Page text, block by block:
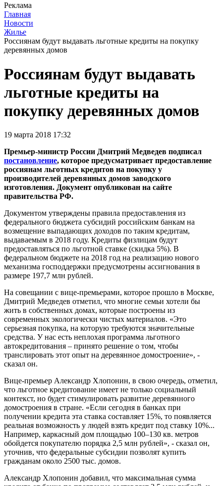
Реклама
Главная
Новости
Жилье
Россиянам будут выдавать льготные кредиты на покупку
деревянных домов
Россиянам будут выдавать
льготные кредиты на
покупку деревянных домов
19 марта 2018 17:32
Премьер-министр России Дмитрий Медведев подписал
постановление, которое предусматривает предоставление
россиянам льготных кредитов на покупку у
производителей деревянных домов заводского
изготовления. Документ опубликован на сайте
правительства РФ.
Документом утверждены правила предоставления из
федерального бюджета субсидий российским банкам на
возмещение выпадающих доходов по таким кредитам,
выдаваемым в 2018 году. Кредиты физлицам будут
предоставляться по льготной ставке (скидка 5%). В
федеральном бюджете на 2018 год на реализацию нового
механизма господдержки предусмотрены ассигнования в
размере 197,7 млн рублей.
На совещании с вице-премьерами, которое прошло в Москве,
Дмитрий Медведев отметил, что многие семьи хотели бы
жить в собственных домах, которые построены из
современных экологически чистых материалов. «Это
серьезная покупка, на которую требуются значительные
средства. У нас есть неплохая программа льготного
автокредитования – принято решение о том, чтобы
транслировать этот опыт на деревянное домостроение», -
сказал он.
Вице-премьер Александр Хлопонин, в свою очередь, отметил,
что льготное кредитование имеет не только социальный
контекст, но будет стимулировать развитие деревянного
домостроения в стране. «Если сегодня в банках при
получении кредита эта ставка составляет 15%, то появляется
реальная возможность у людей взять кредит под ставку 10%...
Например, каркасный дом площадью 100–130 кв. метров
обойдется покупателю порядка 2,5 млн рублей», - сказал он,
уточнив, что федеральные субсидии позволят купить
гражданам около 2500 тыс. домов.
Александр Хлопонин добавил, что максимальная сумма